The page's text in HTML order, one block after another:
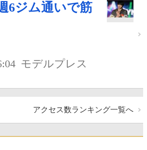
6ジム通いで筋
モデルプレス
アクセス数ランキング一覧へ